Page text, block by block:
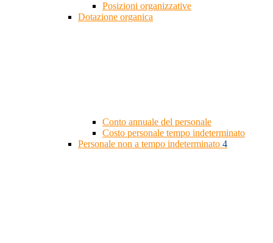
Posizioni organizzative
Dotazione organica
Conto annuale del personale
Costo personale tempo indeterminato
Personale non a tempo indeterminato 4